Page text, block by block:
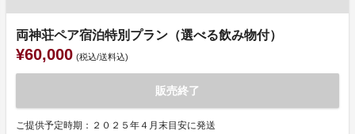
両神荘ペア宿泊特別プラン（選べる飲み物付）
¥60,000 (税込/送料込)
販売終了
ご提供予定時期：２０２５年４月末目安に発送